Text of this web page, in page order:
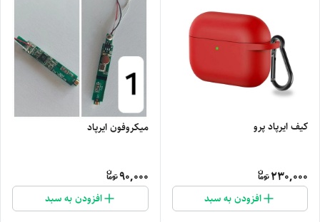
کیف ایرپاد پرو
230,000
افزودن به سبد
میکروفون ایرپاد
90,000
افزودن به سبد